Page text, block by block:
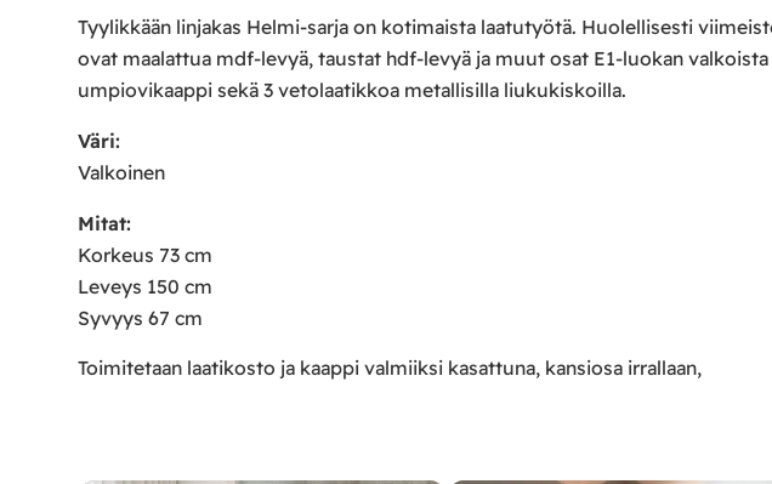
Tyylikkään linjakas Helmi-sarja on kotimaista laatutyötä. Huolellisesti
ovat maalattua mdf-levyä, taustat hdf-levyä ja muut osat E1-luokan
umpiovikaappi sekä 3 vetolaatikkoa metallisilla liukukiskoilla.
Väri:
Valkoinen
Mitat:
Korkeus 73 cm
Leveys 150 cm
Syvyys 67 cm
Toimitetaan laatikosto ja kaappi valmiiksi kasattuna, kansiosa irrallaan,